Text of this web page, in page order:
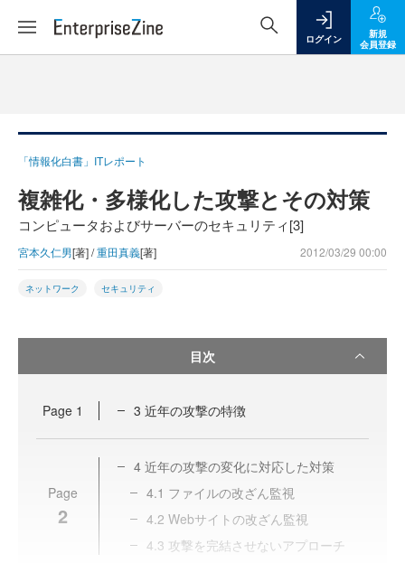
ログイン
新規
会員登録
「情報化白書」ITレポート
複雑化・多様化した攻撃とその対策
コンピュータおよびサーバーのセキュリティ[3]
宮本久仁男[著] /重田真義[著] 2012/03/29 00:00
ネットワーク セキュリティ
目次
Page 1 3 近年の攻撃の特徴
Page
2
4 近年の攻撃の変化に対応した対策
4.1 ファイルの改ざん監視
4.2 Webサイトの改ざん監視
4.3 攻撃を完結させないアプローチ